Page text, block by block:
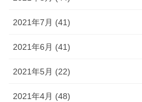
2021年7月 (41)
2021年6月 (41)
2021年5月 (22)
2021年4月 (48)